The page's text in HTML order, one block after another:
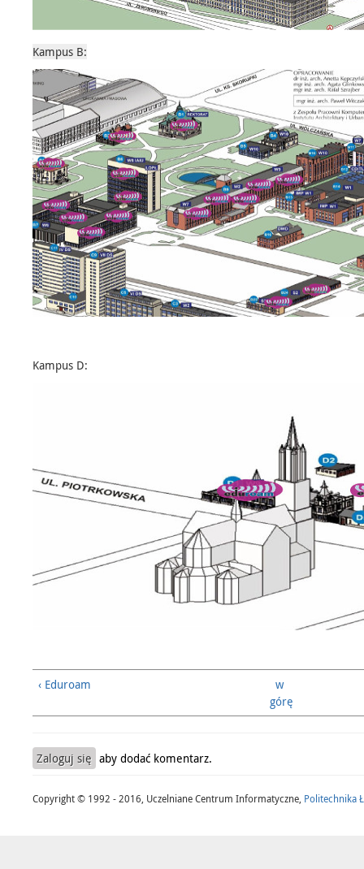
Kampus B:
Kampus D:
‹ Eduroam
w
górę
Zaloguj się aby dodać komentarz.
Copyright © 1992 - 2016, Uczelniane Centrum Informatyczne, Politechnika